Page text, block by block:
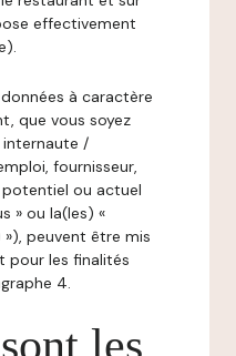
effectivement
à caractère
que vous soyez
/
fournisseur,
ou actuel
» ou la(les) «
peuvent être mis
pour les finalités
4.
les